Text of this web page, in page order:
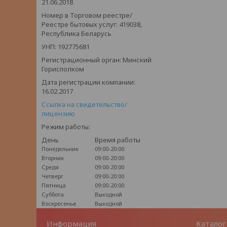
21.06.2018
Номер в Торговом реестре/
Реестре бытовых услуг: 419038,
Республика Беларусь
УНП: 192775681
Регистрационный орган: Минский
Горисполком
Дата регистрации компании:
16.02.2017
Ссылка на свидетельство/
лицензию
Режим работы:
День
Время работы
Понедельник
09:00-20:00
Вторник
09:00-20:00
Среда
09:00-20:00
Четверг
09:00-20:00
Пятница
09:00-20:00
Суббота
Выходной
Воскресенье
Выходной
Информация